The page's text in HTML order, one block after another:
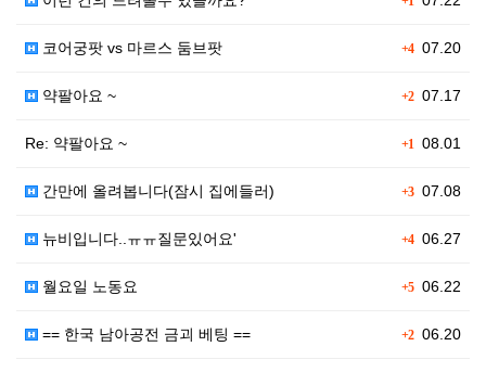
+407.20
코어궁팟 vs 마르스 둠브팟
+207.17
약팔아요 ~
+1 08.01
Re: 약팔아요 ~
+307.08
간만에 올려봅니다(잠시 집에들러)
+406.27
뉴비입니다..ㅠㅠ질문있어요'
+506.22
월요일 노동요
+206.20
== 한국 남아공전 금괴 베팅 ==